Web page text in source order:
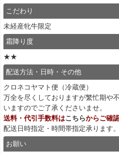
こだわり
未経産牝牛限定
霜降り度
★★
配送方法・日時・その他
クロネコヤマト便（冷蔵便）
万全を尽くしておりますが繁忙期や
いますのでご了承くださいませ。
送料・代引手数料はこちらからご確
配送日時指定・時間帯指定承ります。
お願い